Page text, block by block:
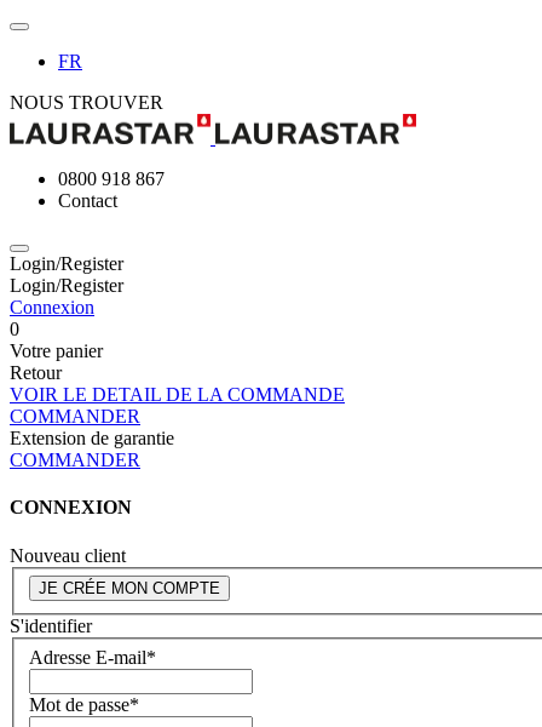
FR
NOUS TROUVER
0800 918 867
Contact
Login/Register
Login/Register
Connexion
0
Votre panier
Retour
VOIR LE DETAIL DE LA COMMANDE
COMMANDER
Extension de garantie
COMMANDER
CONNEXION
Nouveau client
JE CRÉE MON COMPTE
S'identifier
Adresse E-mail*
Mot de passe*